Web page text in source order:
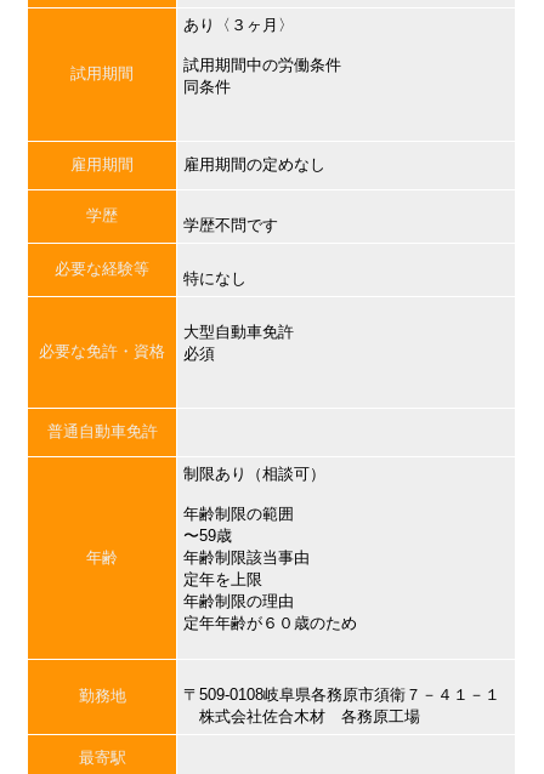
試用期間
あり〈３ヶ月〉
試用期間中の労働条件
同条件
雇用期間 雇用期間の定めなし
学歴
学歴不問です
必要な経験等
特になし
必要な免許・資格
大型自動車免許
必須
普通自動車免許
年齢
制限あり（相談可）
年齢制限の範囲
〜59歳
年齢制限該当事由
定年を上限
年齢制限の理由
定年年齢が６０歳のため
勤務地
〒509-0108岐阜県各務原市須衛７－４１－１
株式会社佐合木材 各務原工場
最寄駅